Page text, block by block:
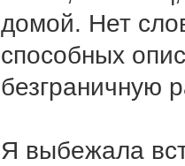
домой. Нет
способных
безграничную
Я выбежала